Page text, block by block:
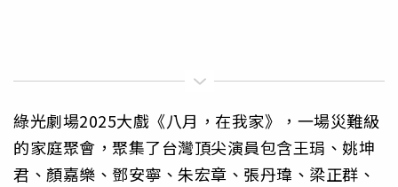
綠光劇場2025大戲《八月，在我家》，一場災難級
的家庭聚會，聚集了台灣頂尖演員包含王琄、姚坤
君、顏嘉樂、鄧安寧、朱宏章、張丹瑋、梁正群、